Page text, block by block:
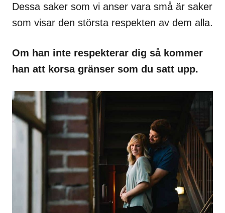
Dessa saker som vi anser vara små är saker
som visar den största respekten av dem alla.
Om han inte respekterar dig så kommer
han att korsa gränser som du satt upp.